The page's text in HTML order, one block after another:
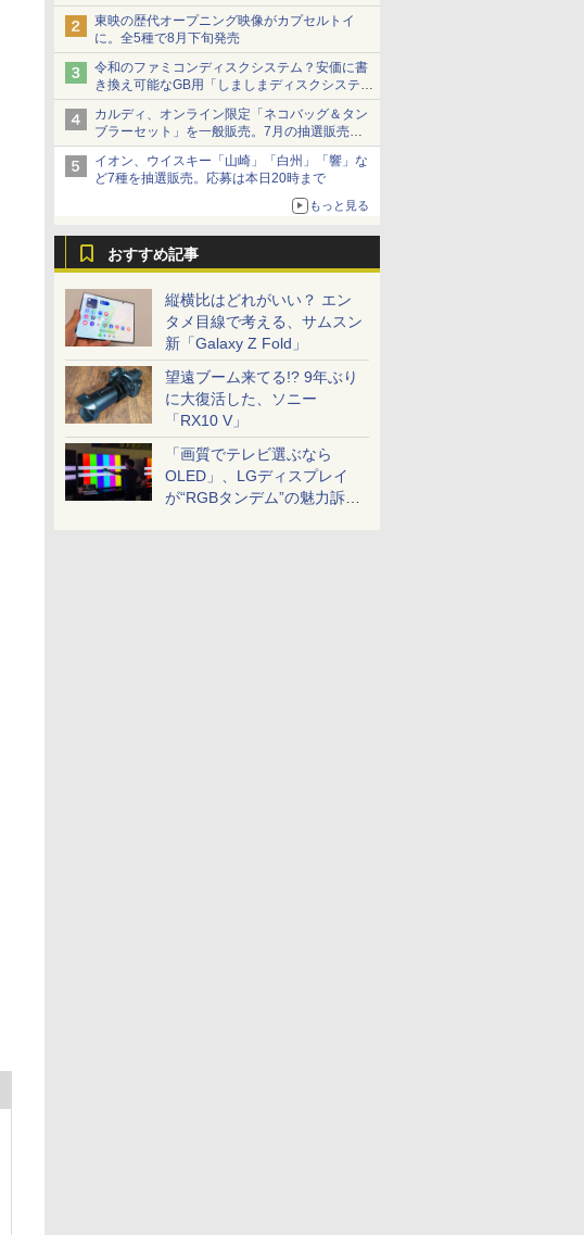
ショーツは1990円に
東映の歴代オープニング映像がカプセルトイ
に。全5種で8月下旬発売
令和のファミコンディスクシステム？安価に書
き換え可能なGB用「しましまディスクシステ
ム」
カルディ、オンライン限定「ネコバッグ＆タン
ブラーセット」を一般販売。7月の抽選販売の
当選無効分
イオン、ウイスキー「山崎」「白州」「響」な
ど7種を抽選販売。応募は本日20時まで
もっと見る
おすすめ記事
縦横比はどれがいい？ エン
タメ目線で考える、サムスン
新「Galaxy Z Fold」
望遠ブーム来てる!? 9年ぶり
に大復活した、ソニー
「RX10 V」
「画質でテレビ選ぶなら
OLED」、LGディスプレイ
が“RGBタンデム”の魅力訴